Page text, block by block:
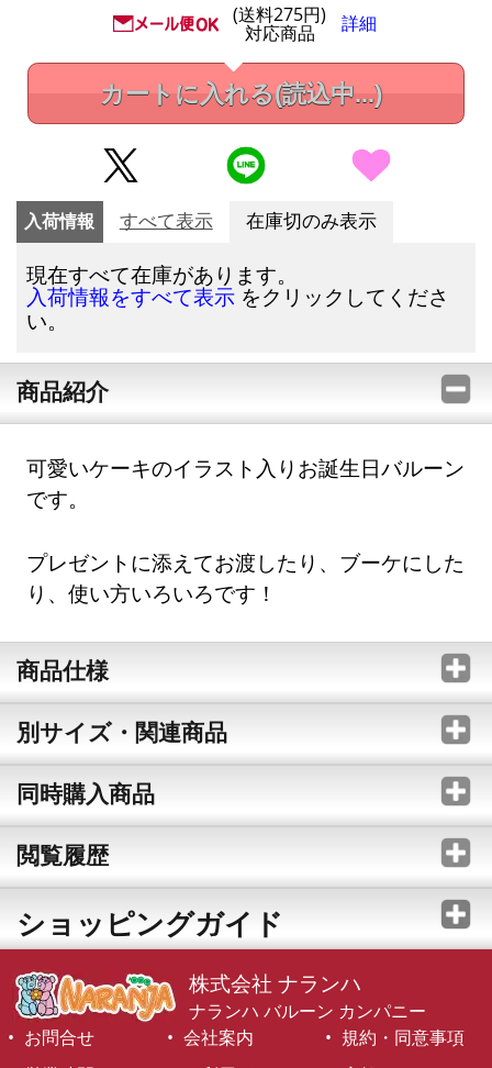
(送料275円)
対応商品 詳細
カートに入れる(読込中...)
入荷情報 すべて表示 在庫切のみ表示
現在すべて在庫があります。
入荷情報をすべて表示 をクリックしてくださ
い。
商品紹介
可愛いケーキのイラスト入りお誕生日バルーン
です。
プレゼントに添えてお渡したり、ブーケにした
り、使い方いろいろです！
商品仕様
別サイズ・関連商品
同時購入商品
閲覧履歴
ショッピングガイド
株式会社 ナランハ
ナランハ バルーン カンパニー
お問合せ
会社案内
規約・同意事項